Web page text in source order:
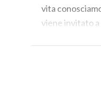
vita
viene invitato a
l’argomento
per così dire